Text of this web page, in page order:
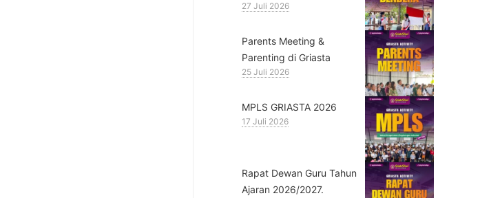
27 Juli 2026
Parents Meeting &
Parenting di Griasta
25 Juli 2026
MPLS GRIASTA 2026
17 Juli 2026
Rapat Dewan Guru Tahun
Ajaran 2026/2027.